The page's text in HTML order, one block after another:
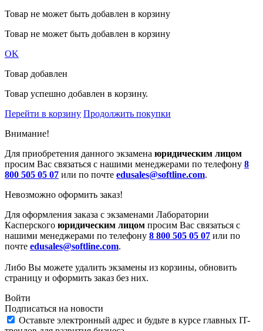
Товар не может быть добавлен в корзину
Товар не может быть добавлен в корзину
OK
Товар добавлен
Товар успешно добавлен в корзину.
Перейти в корзину Продолжить покупки
Внимание!
Для приобретения данного экзамена юридическим лицом
просим Вас связаться с нашими менеджерами по телефону 8
800 505 05 07 или по почте edusales@softline.com.
Невозможно оформить заказ!
Для оформления заказа с экзаменами Лаборатории
Касперского юридическим лицом просим Вас связаться с
нашими менеджерами по телефону 8 800 505 05 07 или по
почте edusales@softline.com.
Либо Вы можете удалить экзамены из корзины, обновить
страницу и оформить заказ без них.
Войти
Подписаться на новости
Оставьте электронный адрес и будьте в курсе главных IT-